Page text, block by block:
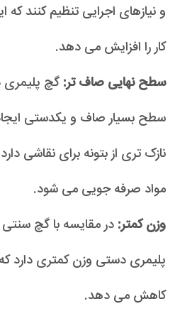
و نیازهای اجرایی تنظیم کنند
کار را افزایش می دهد.
سطح نهایی صاف تر: گچ پلیمری
سطح بسیار صاف و یکدستی ایجاد
نازک تری از بتونه برای نقاشی
مواد صرفه جویی می شود.
وزن کمتر: در مقایسه با گچ
پلیمری دستی وزن کمتری دارد که
کاهش می دهد.